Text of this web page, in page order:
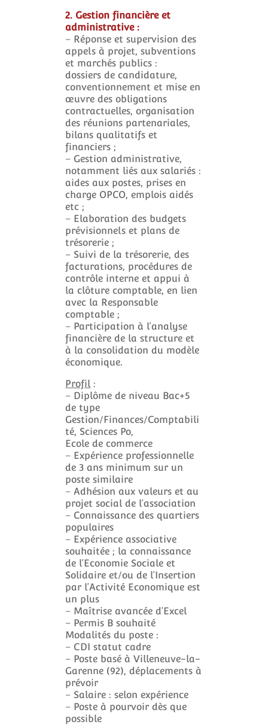
2. Gestion financière et
administrative :
– Réponse et supervision des
appels à projet, subventions
et marchés publics :
dossiers de candidature,
conventionnement et mise en
œuvre des obligations
contractuelles, organisation
des réunions partenariales,
bilans qualitatifs et
financiers ;
– Gestion administrative,
notamment liés aux salariés :
aides aux postes, prises en
charge OPCO, emplois aidés
etc ;
– Elaboration des budgets
prévisionnels et plans de
trésorerie ;
– Suivi de la trésorerie, des
facturations, procédures de
contrôle interne et appui à
la clôture comptable, en lien
avec la Responsable
comptable ;
– Participation à l’analyse
financière de la structure et
à la consolidation du modèle
économique.
Profil :
– Diplôme de niveau Bac+5
de type
Gestion/Finances/Comptabili
té, Sciences Po,
Ecole de commerce
– Expérience professionnelle
de 3 ans minimum sur un
poste similaire
– Adhésion aux valeurs et au
projet social de l’association
– Connaissance des quartiers
populaires
– Expérience associative
souhaitée ; la connaissance
de l’Economie Sociale et
Solidaire et/ou de l’Insertion
par l’Activité Economique est
un plus
– Maîtrise avancée d’Excel
– Permis B souhaité
Modalités du poste :
– CDI statut cadre
– Poste basé à Villeneuve-la-
Garenne (92), déplacements à
prévoir
– Salaire : selon expérience
– Poste à pourvoir dès que
possible